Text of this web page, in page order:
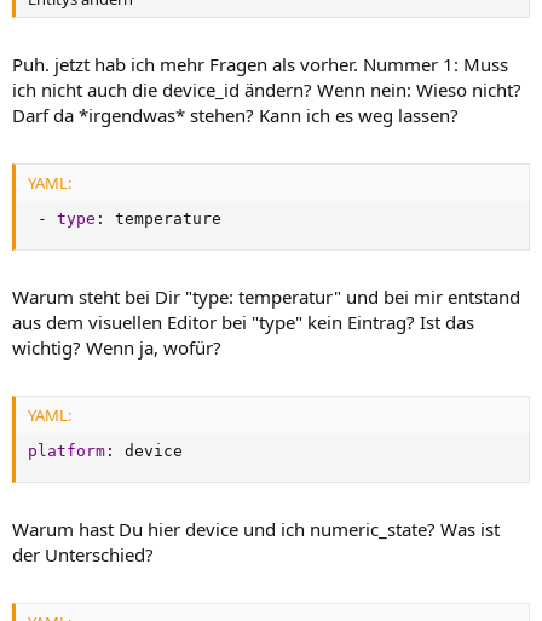
Puh. jetzt hab ich mehr Fragen als vorher. Nummer 1: Muss
ich nicht auch die device_id ändern? Wenn nein: Wieso nicht?
Darf da *irgendwas* stehen? Kann ich es weg lassen?
YAML:
- type : temperature
Warum steht bei Dir "type: temperatur" und bei mir entstand
aus dem visuellen Editor bei "type" kein Eintrag? Ist das
wichtig? Wenn ja, wofür?
YAML:
platform : device
Warum hast Du hier device und ich numeric_state? Was ist
der Unterschied?